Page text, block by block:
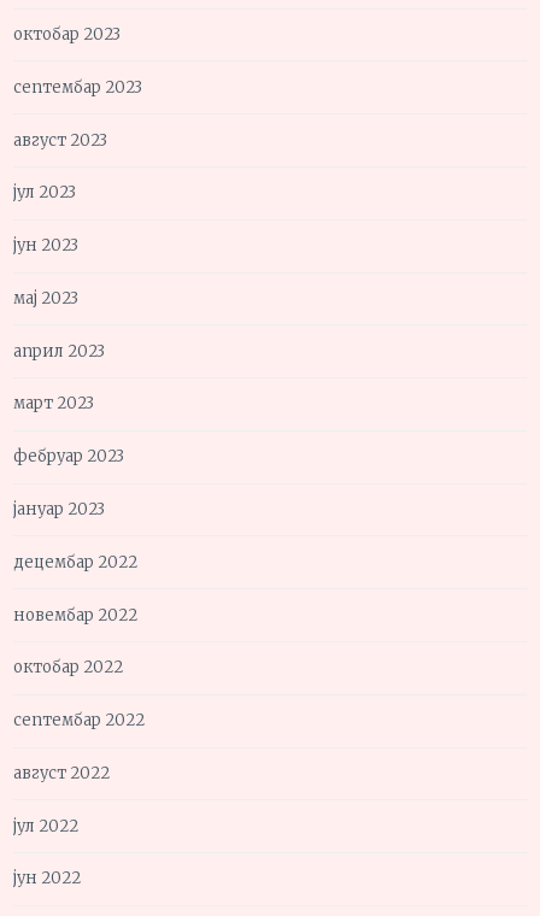
октобар 2023
септембар 2023
август 2023
јул 2023
јун 2023
мај 2023
април 2023
март 2023
фебруар 2023
јануар 2023
децембар 2022
новембар 2022
октобар 2022
септембар 2022
август 2022
јул 2022
јун 2022